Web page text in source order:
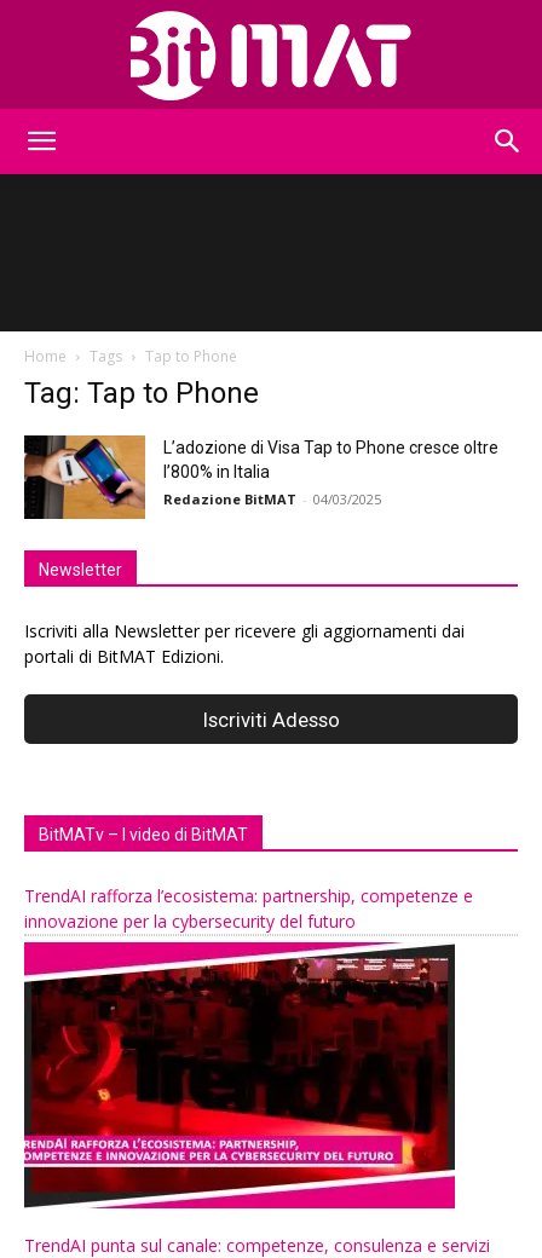
Home Tags Tap to Phone
Tag: Tap to Phone
L’adozione di Visa Tap to Phone cresce oltre
l’800% in Italia
Redazione BitMAT - 04/03/2025
Newsletter
Iscriviti alla Newsletter per ricevere gli aggiornamenti dai
portali di BitMAT Edizioni.
BitMATv – I video di BitMAT
TrendAI rafforza l’ecosistema: partnership, competenze e
innovazione per la cybersecurity del futuro
TrendAI punta sul canale: competenze, consulenza e servizi